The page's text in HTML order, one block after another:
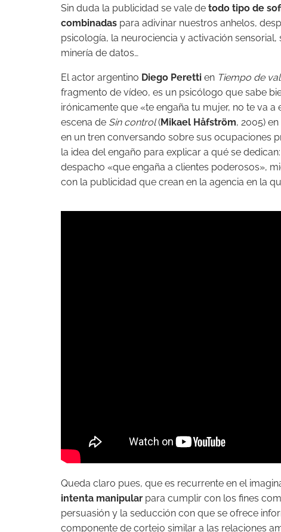
Sin duda la publicidad se vale de todo tipo de
combinadas para adivinar nuestros anhelos,
psicología, la neurociencia y activación
minería de datos…
El actor argentino Diego Peretti en Tiempo de
fragmento de vídeo, es un psicólogo que sabe
irónicamente que «te engaña tu mujer, no te va
escena de Sin control(Mikael Håfström, 2005)
en un tren conversando sobre sus ocupaciones
la idea del engaño para explicar a qué se
despacho «que engaña a clientes poderosos»,
con la publicidad que crean en la agencia en la
Queda claro pues, que es recurrente en el
intenta manipular para cumplir con los fines
persuasión y la seducción con que se ofrece
componente de cortejo similar a las relaciones